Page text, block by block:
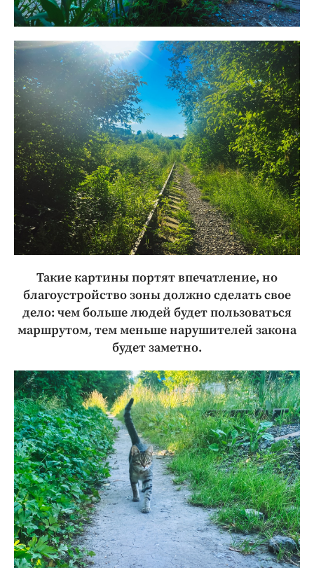
Такие картины портят впечатление, но
благоустройство зоны должно сделать свое
дело: чем больше людей будет пользоваться
маршрутом, тем меньше нарушителей закона
будет заметно.